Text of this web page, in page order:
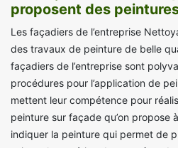
proposent des
Les façadiers de l’entreprise
des travaux de peinture de belle
façadiers de l’entreprise sont
procédures pour l’application de
mettent leur compétence pour
peinture sur façade qu’on propose
indiquer la peinture qui permet de